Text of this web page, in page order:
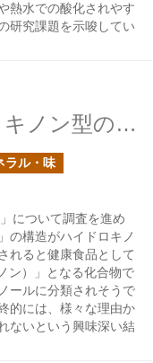
熱水での酸化されやす
研究課題を示唆してい
ユビキノールはハイドロキノン型のポリフェノールか？
ラル・味
について調査を進め
の構造がハイドロキノ
れると健康食品として
ン）」となる化合物で
ールに分類されそうで
的には、様々な理由か
ないという興味深い結